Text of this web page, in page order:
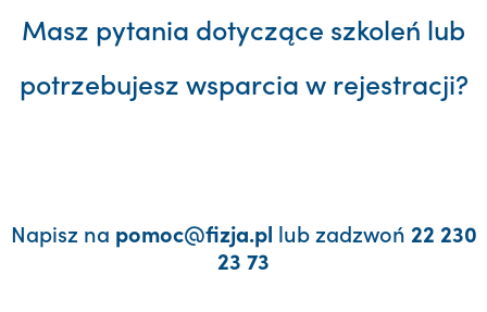
Masz pytania dotyczące szkoleń lub
potrzebujesz wsparcia w rejestracji?
Napisz na pomoc@fizja.pl lub zadzwoń 22 230
23 73